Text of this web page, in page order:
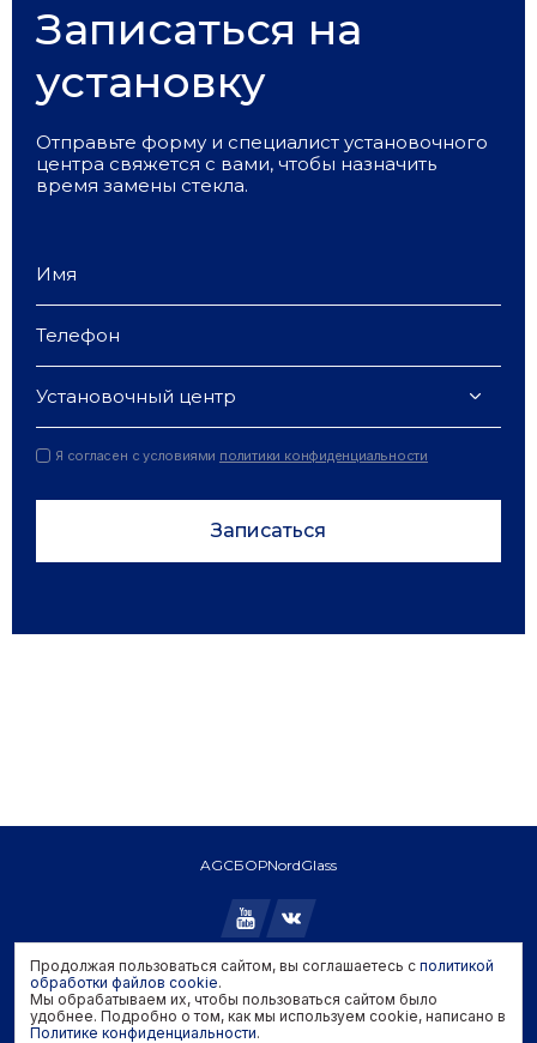
Записаться на
установку
Отправьте форму и специалист установочного
центра свяжется с вами, чтобы назначить
время замены стекла.
Установочный центр
Я согласен с условиями политики конфиденциальности
Записаться
AGCБОРNordGlass
Copyright © 2026 AGC. All rights reserved.
Политика конфиденциальности
Политика обработки файлов cookie
Продолжая пользоваться сайтом, вы соглашаетесь с политикой
обработки файлов cookie.
Мы обрабатываем их, чтобы пользоваться сайтом было
удобнее. Подробно о том, как мы используем cookie, написано в
Политике конфиденциальности.